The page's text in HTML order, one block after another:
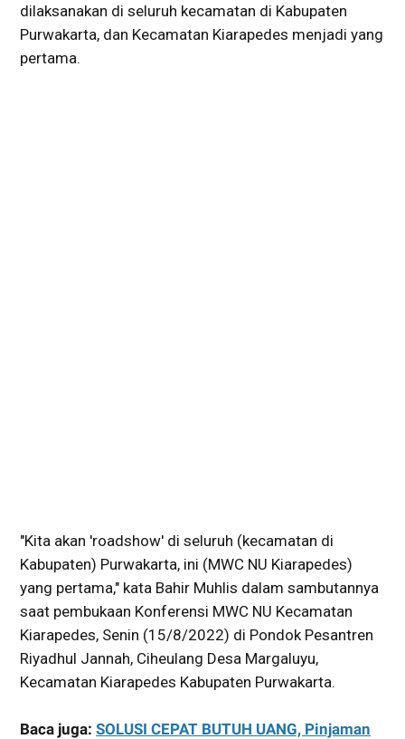
dilaksanakan di seluruh kecamatan di Kabupaten
Purwakarta, dan Kecamatan Kiarapedes menjadi yang
pertama.
"Kita akan 'roadshow' di seluruh (kecamatan di
Kabupaten) Purwakarta, ini (MWC NU Kiarapedes)
yang pertama," kata Bahir Muhlis dalam sambutannya
saat pembukaan Konferensi MWC NU Kecamatan
Kiarapedes, Senin (15/8/2022) di Pondok Pesantren
Riyadhul Jannah, Ciheulang Desa Margaluyu,
Kecamatan Kiarapedes Kabupaten Purwakarta.
Baca juga: SOLUSI CEPAT BUTUH UANG, Pinjaman